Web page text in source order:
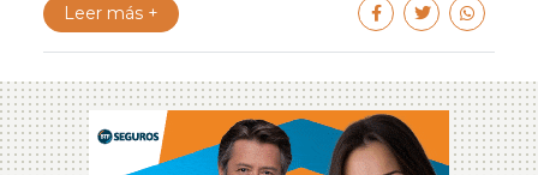
Leer más +